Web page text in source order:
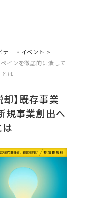
ナー・イベント >
インを徹底的に潰して
は
却】既存事業
規事業創出へ
は